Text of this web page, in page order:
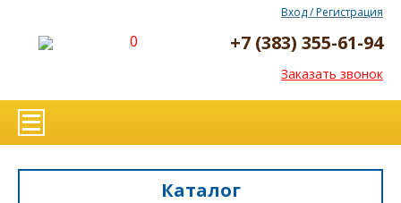
0
Вход / Регистрация
+7 (383) 355-61-94
Заказать звонок
Каталог